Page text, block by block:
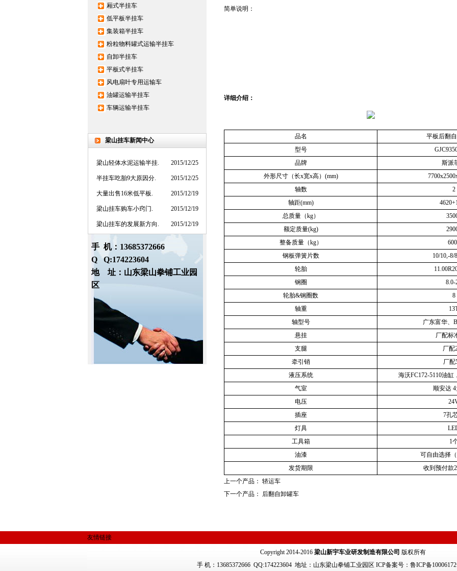
厢式半挂车
低平板半挂车
集装箱半挂车
粉粒物料罐式运输半挂车
自卸半挂车
平板式半挂车
风电扇叶专用运输车
油罐运输半挂车
车辆运输半挂车
梁山挂车新闻中心
梁山轻体水泥运输半挂.
半挂车吃胎9大原因分.
大量出售16米低平板.
梁山挂车购车小窍门.
梁山挂车的发展新方向.
搭跨境电商班车 阿里. 2015/12/17
挂车车船税怎么交？相. 2015/12/17
挂车的发展新趋势. 2013/3/17
梁山挂车中的低平挂车.
手 机：13685372666
Q Q:174223604
地 址：山东梁山拳铺工业园
区
简单说明：
详细介绍：
品名
平板后翻
型号
品牌
斯派
外形尺寸（长x宽x高）(mm)
轴数
2
轴距(mm)
总质量（kg）
额定质量(kg)
整备质量（kg）
钢板弹簧片数
10/10,-8/
轮胎
钢圈
8.0-
轮胎&钢圈数
8
轴重
轴型号
广东富华、
悬挂
厂配标
支腿
厂配
牵引销
厂配
液压系统
海沃FC172-5110油
气室
顺安达
电压
插座
7孔
灯具
工具箱
1
油漆
可自由选择
发货期限
收到预付款
上一个产品： 轿运车
下一个产品： 后翻自卸罐车
友情链接
Copyright 2014-2016 梁山新宇车业研发制造有限公司 版权所有
手 机：13685372666 QQ:174223604 地址：山东梁山拳铺工业园区 ICP备案号：鲁ICP备